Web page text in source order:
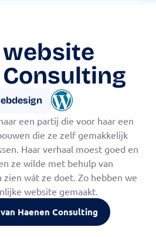
een partij die voor haar een
die ze zelf gemakkelijk
Haar verhaal moest goed en
ze wilde met behulp van
zien wát ze doet. Zo hebben we
website gemaakt.
Haenen Consulting